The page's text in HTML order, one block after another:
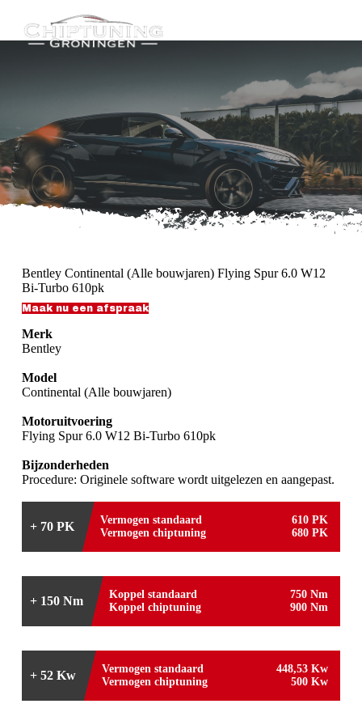
n
i
n
h
u
d
Bentley Continental (Alle bouwjaren) Flying Spur 6.0 W12
Bi-Turbo 610pk
Maak nu een afspraak
Merk
Bentley
Model
Continental (Alle bouwjaren)
Motoruitvoering
Flying Spur 6.0 W12 Bi-Turbo 610pk
Bijzonderheden
Procedure: Originele software wordt uitgelezen en aangepast.
+ 70 PK Vermogen standaard
610 PK
Vermogen chiptuning
680 PK
+ 150 Nm Koppel standaard
750 Nm
Koppel chiptuning
900 Nm
+ 52 Kw Vermogen standaard
448,53 Kw
Vermogen chiptuning
500 Kw